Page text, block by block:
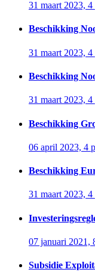
31 maart 2023,
Beschikking
31 maart 2023,
Beschikking
31 maart 2023,
Beschikking
06 april 2023, 4
Beschikking
31 maart 2023,
07 januari 2021,
Subsidie